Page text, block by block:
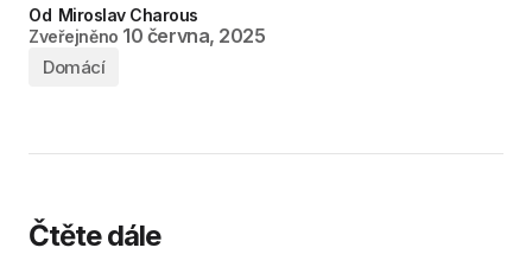
Od Miroslav Charous
Zveřejněno 10 června, 2025
Domácí
Čtěte dále